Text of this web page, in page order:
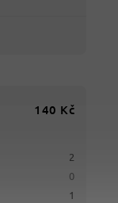
140 Kč
2
0
1